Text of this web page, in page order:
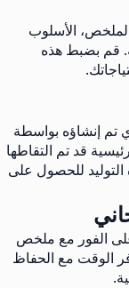
الأسلوب
قم بضبط هذه
إنشاؤه بواسطة
قد تم التقاطها
التوليد للحصول على
الفور مع ملخص
الوقت مع الحفاظ